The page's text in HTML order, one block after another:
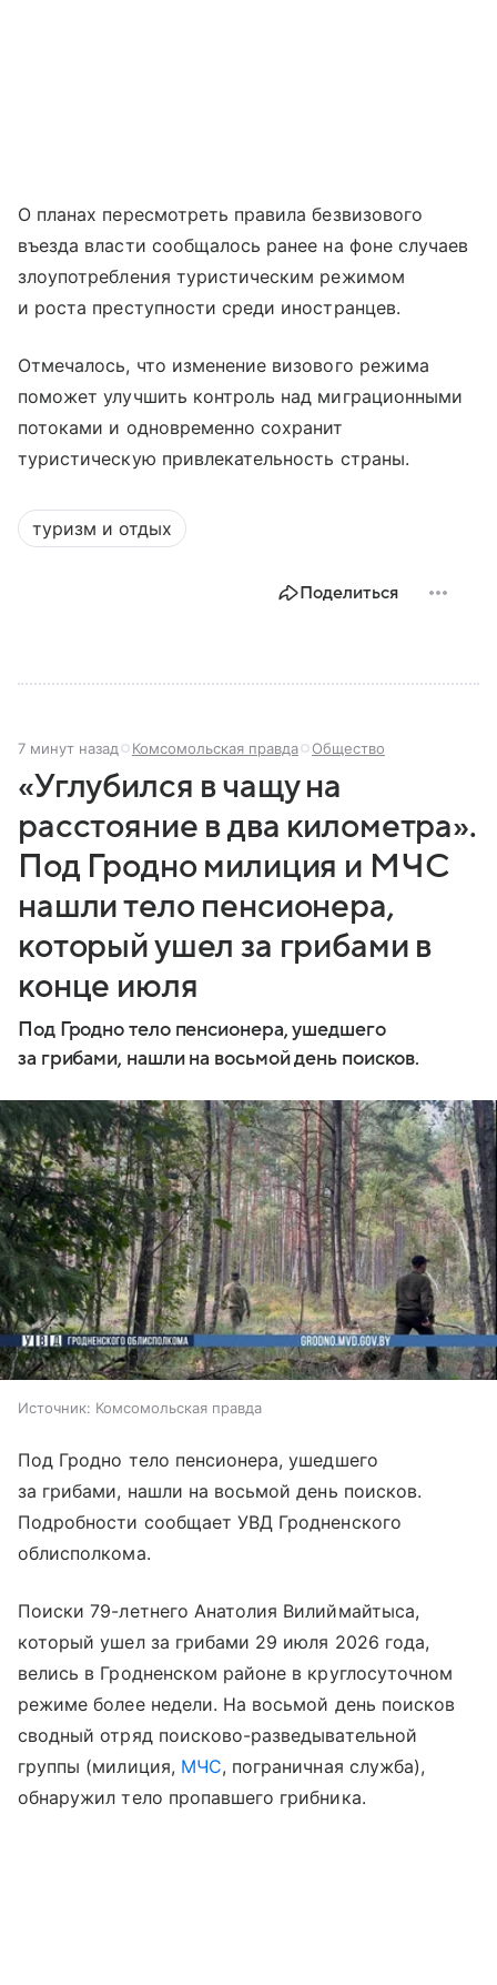
О планах пересмотреть правила безвизового
въезда власти сообщалось ранее на фоне случаев
злоупотребления туристическим режимом
и роста преступности среди иностранцев.
Отмечалось, что изменение визового режима
поможет улучшить контроль над миграционными
потоками и одновременно сохранит
туристическую привлекательность страны.
туризм и отдых
Поделиться
7 минут назад Комсомольская правда Общество
«Углубился в чащу на
расстояние в два километра».
Под Гродно милиция и МЧС
нашли тело пенсионера,
который ушел за грибами в
конце июля
Под Гродно тело пенсионера, ушедшего
за грибами, нашли на восьмой день поисков.
Источник: Комсомольская правда
Под Гродно тело пенсионера, ушедшего
за грибами, нашли на восьмой день поисков.
Подробности сообщает УВД Гродненского
облисполкома.
Поиски 79-летнего Анатолия Вилиймайтыса,
который ушел за грибами 29 июля 2026 года,
велись в Гродненском районе в круглосуточном
режиме более недели. На восьмой день поисков
сводный отряд поисково-разведывательной
группы (милиция, МЧС, пограничная служба),
обнаружил тело пропавшего грибника.